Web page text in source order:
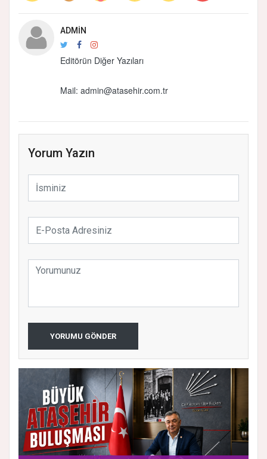
ADMIN
Editörün Diğer Yazıları
Mail: admin@atasehir.com.tr
Yorum Yazın
YORUMU GÖNDER